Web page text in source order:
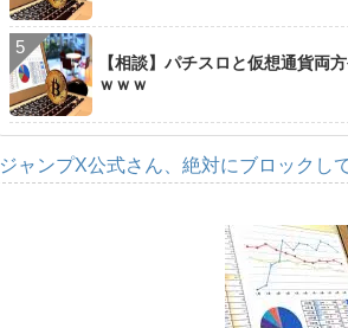
【相談】パチスロと仮想通貨両
ｗｗｗ
ジャンプX公式さん、絶対にブロックし